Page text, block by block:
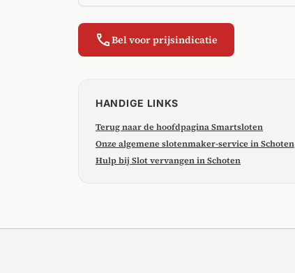
callBel voor prijsindicatie
HANDIGE LINKS
Terug naar de hoofdpagina Smartsloten
Onze algemene slotenmaker-service in Schoten
Hulp bij Slot vervangen in Schoten